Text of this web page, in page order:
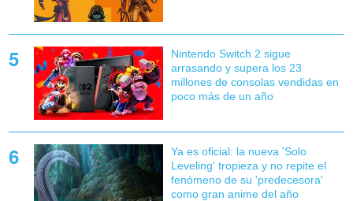
Nintendo Switch 2 sigue
arrasando y supera los 23
millones de consolas vendidas en
poco más de un año
Ya es oficial: la nueva 'Solo
Leveling' tropieza y no repite el
fenómeno de su 'predecesora'
como gran anime del año